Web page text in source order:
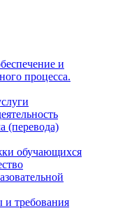
и
процесса.
(перевода)
обучающихся
и требования